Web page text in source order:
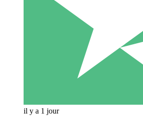
il y a 1 jour